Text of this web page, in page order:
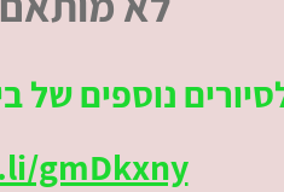
נוספים
gmDkxny